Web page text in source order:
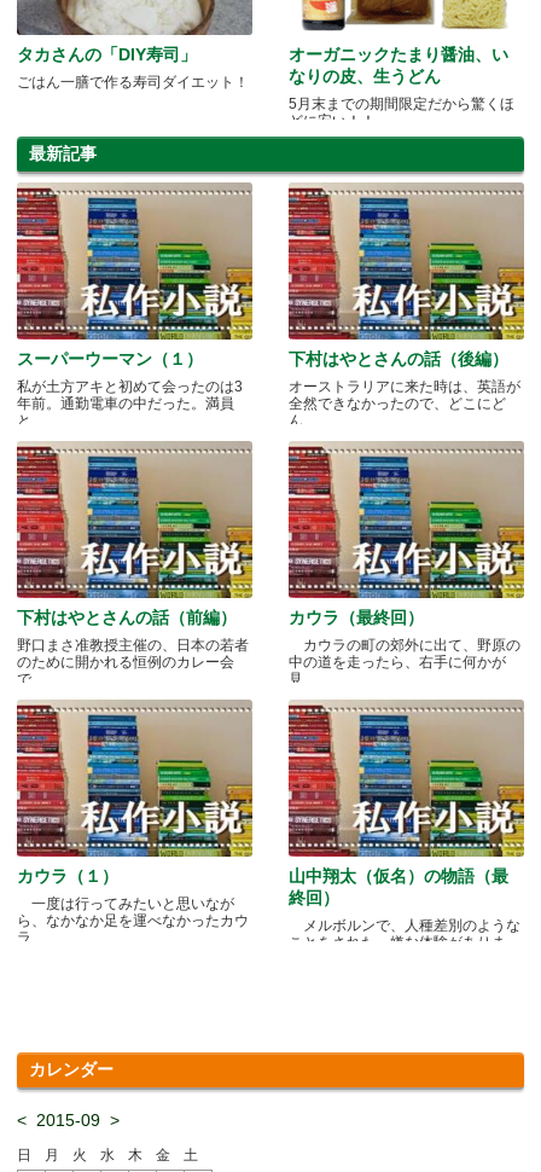
タカさんの「DIY寿司」
ごはん一膳で作る寿司ダイエット！
オーガニックたまり醤油、い
なりの皮、生うどん
5月末までの期間限定だから驚くほ
どに安い！！
最新記事
スーパーウーマン（１）
私が土方アキと初めて会ったのは3
年前。通勤電車の中だった。満員
と.....
下村はやとさんの話（後編）
オーストラリアに来た時は、英語が
全然できなかったので、どこにど
ん.....
下村はやとさんの話（前編）
野口まさ准教授主催の、日本の若者
のために開かれる恒例のカレー会
で.....
カウラ（最終回）
カウラの町の郊外に出て、野原の
中の道を走ったら、右手に何かが
見.....
カウラ（１）
一度は行ってみたいと思いなが
ら、なかなか足を運べなかったカウ
ラ.....
山中翔太（仮名）の物語（最
終回）
メルボルンで、人種差別のような
ことをされた、嫌な体験がありま
カレンダー
< 2015-09 >
日 月 火 水 木 金
土